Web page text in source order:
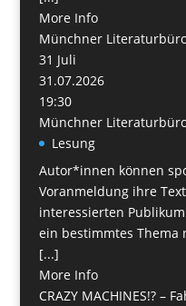
More Info
Münchner
31 Juli
31.07.2026
19:30
Münchner
Lesung
Autor*innen können
Voranmeldung ihre
interessierten
ein bestimmtes Thema
[...]
More Info
CRAZY MACHINES!? –